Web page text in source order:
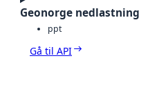
Geonorge nedlastning
ppt
Gå til API